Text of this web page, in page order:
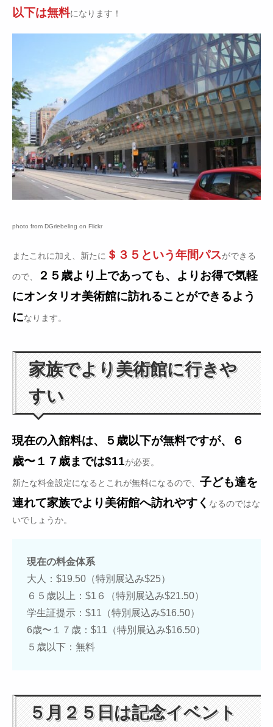
以下は無料になります！
photo from DGriebeling on Flickr
またこれに加え、新たに ＄３５という年間パスができる
ので、
２５歳より上であっても、よりお得で気軽
にオンタリオ美術館に訪れることができるよう
になります。
家族でより美術館に行きや
すい
現在の入館料は、５歳以下が無料ですが、６
歳〜１７歳までは$11が必要。
新たな料金設定になるとこれが無料になるので、 子ども達を
連れて家族でより美術館へ訪れやすく なるのではな
いでしょうか。
現在の料金体系
大人：$19.50（特別展込み$25）
６５歳以上：$1６（特別展込み$21.50）
学生証提示：$11（特別展込み$16.50）
6歳〜１７歳：$11（特別展込み$16.50）
５歳以下：無料
５月２５日は記念イベント